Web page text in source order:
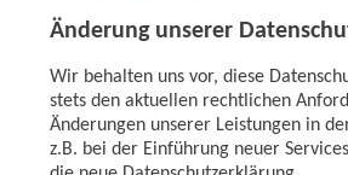
Änderung unserer
Wir behalten uns vor, diese
stets den aktuellen rechtlichen
Änderungen unserer Leistungen in
z.B. bei der Einführung neuer